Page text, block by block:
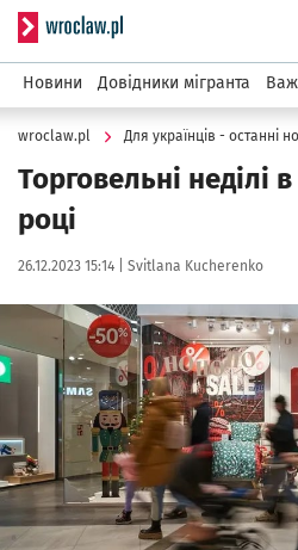
Serwis informacyjny
Новини Довідники мігранта
wroclaw.pl Для українців - останні
Торговельні неділі
році
Data publikacji:
26.12.2023 15:14 | Autor:
Svitlana Kucherenko
Kliknij, aby powiększyć